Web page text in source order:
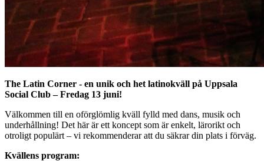
The Latin Corner - en unik och het latinokväll på Uppsala
Social Club – Fredag 13 juni!
Välkommen till en oförglömlig kväll fylld med dans, musik och
underhållning! Det här är ett koncept som är enkelt, lärorikt och
otroligt populärt – vi rekommenderar att du säkrar din plats i förväg.
Kvällens program: